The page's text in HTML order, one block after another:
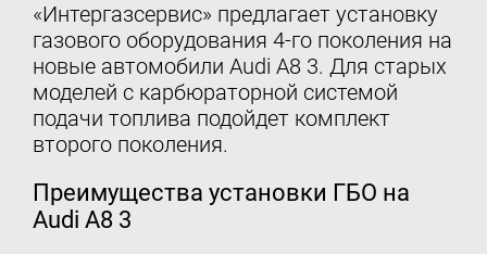
«Интергазсервис» предлагает установку
газового оборудования 4-го поколения на
новые автомобили Audi A8 3. Для старых
моделей с карбюраторной системой
подачи топлива подойдет комплект
второго поколения.
Преимущества установки ГБО на
Audi A8 3